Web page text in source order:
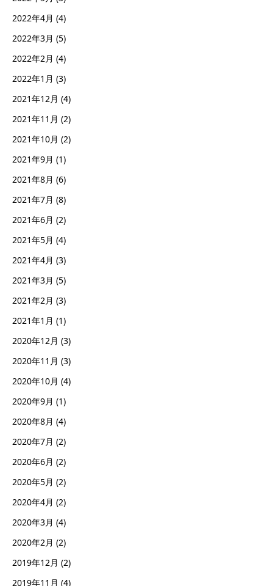
2022年4月 (4)
2022年3月 (5)
2022年2月 (4)
2022年1月 (3)
2021年12月 (4)
2021年11月 (2)
2021年10月 (2)
2021年9月 (1)
2021年8月 (6)
2021年7月 (8)
2021年6月 (2)
2021年5月 (4)
2021年4月 (3)
2021年3月 (5)
2021年2月 (3)
2021年1月 (1)
2020年12月 (3)
2020年11月 (3)
2020年10月 (4)
2020年9月 (1)
2020年8月 (4)
2020年7月 (2)
2020年6月 (2)
2020年5月 (2)
2020年4月 (2)
2020年3月 (4)
2020年2月 (2)
2019年12月 (2)
2019年11月 (4)